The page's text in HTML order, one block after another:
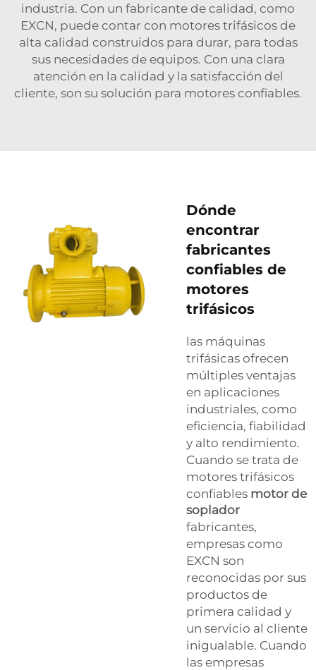
industria. Con un fabricante de calidad, como
EXCN, puede contar con motores trifásicos de
alta calidad construidos para durar, para todas
sus necesidades de equipos. Con una clara
atención en la calidad y la satisfacción del
cliente, son su solución para motores confiables.
Dónde
encontrar
fabricantes
confiables de
motores
trifásicos
las máquinas
trifásicas ofrecen
múltiples ventajas
en aplicaciones
industriales, como
eficiencia, fiabilidad
y alto rendimiento.
Cuando se trata de
motores trifásicos
confiables motor de
soplador
fabricantes,
empresas como
EXCN son
reconocidas por sus
productos de
primera calidad y
un servicio al cliente
inigualable. Cuando
las empresas